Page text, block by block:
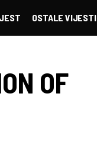
OSTALE VIJESTI
OF